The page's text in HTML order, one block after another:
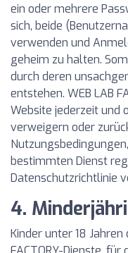
ein oder mehrere
sich, beide
verwenden und
geheim zu halten.
durch deren
entstehen. WEB LAB
Website jederzeit und
verweigern oder
bestimmten Dienst
Datenschutzrichtlinie
4.
Kinder unter 18